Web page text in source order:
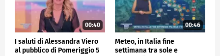
00:40
I saluti di Alessandra Viero
al pubblico di Pomeriggio 5
00:46
Meteo, in Italia fine
settimana tra sole e